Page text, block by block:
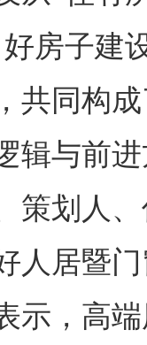
房子建
共同构
辑与前
策划人
人居暨
示，高